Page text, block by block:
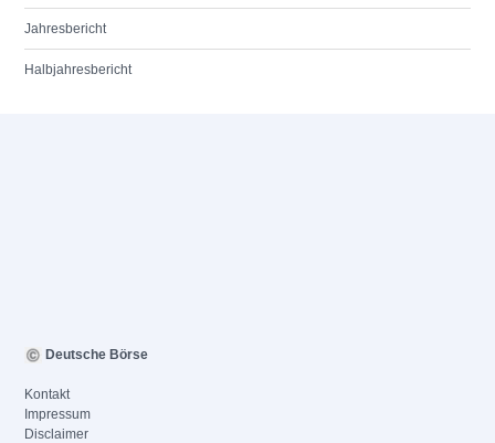
Jahresbericht
Halbjahresbericht
Deutsche Börse
Kontakt
Impressum
Disclaimer